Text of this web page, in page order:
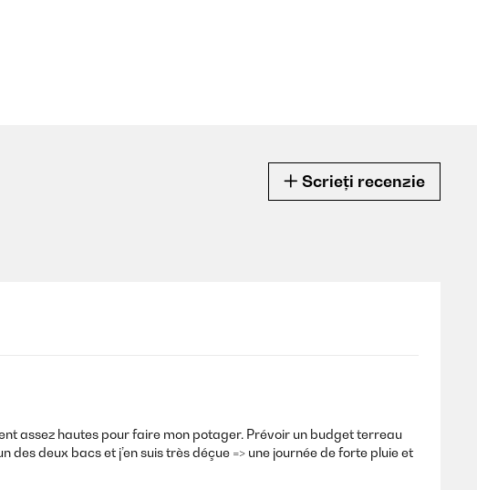
Scrieți recenzie
assez hautes pour faire mon potager. Prévoir un budget terreau
deux bacs et j’en suis très déçue => une journée de forte pluie et